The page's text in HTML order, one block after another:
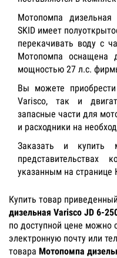
Мотопомпа
SKID имеет
перекачивать воду с
Мотопомпа оснащена
мощностью 27 л.с.
Вы можете
Varisco, так и
запасные части для
и расходники на
Заказать и купить
указанным на странице
Купить товар
дизельная Varisco JD 6-
по доступной цене можно
электронную почту или
товара Мотопомпа